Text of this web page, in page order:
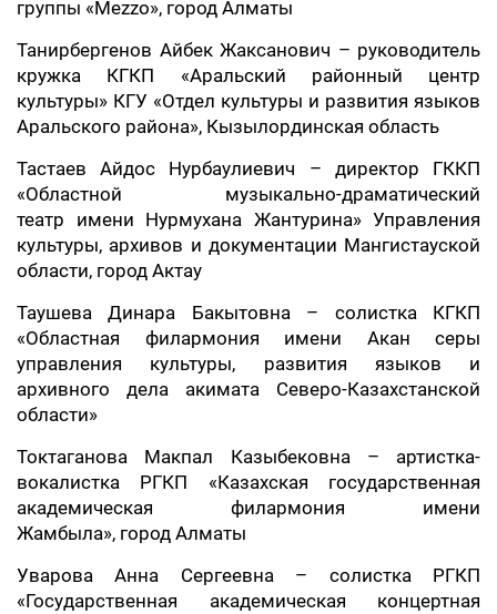
группы «Mezzo», город Алматы
Танирбергенов Айбек Жаксанович – руководитель
кружка КГКП «Аральский районный центр
культуры» КГУ «Отдел культуры и развития языков
Аральского района», Кызылординская область
Тастаев Айдос Нурбаулиевич – директор ГККП
«Областной музыкально-драматический
театр имени Нурмухана Жантурина» Управления
культуры, архивов и документации Мангистауской
области, город Актау
Таушева Динара Бакытовна – солистка КГКП
«Областная филармония имени Акан серы
управления культуры, развития языков и
архивного дела акимата Северо-Казахстанской
области»
Токтаганова Макпал Казыбековна – артистка-
вокалистка РГКП «Казахская государственная
академическая филармония имени
Жамбыла», город Алматы
Уварова Анна Сергеевна – солистка РГКП
«Государственная академическая концертная